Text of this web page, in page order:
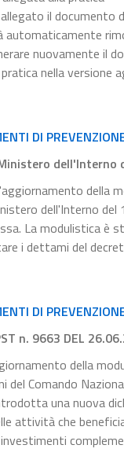
il
automaticamente
nuovamente il
nella versione
DI
dell'Interno
della
dell'Interno
La modulistica è
i dettami del
DI
n. 9663 DEL
della
del Comando
una nuova
attività che